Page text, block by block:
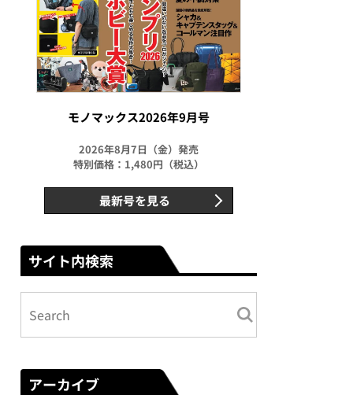
モノマックス2026年9月号
2026年8月7日（金）発売
特別価格：1,480円（税込）
最新号を見る
サイト内検索
アーカイブ